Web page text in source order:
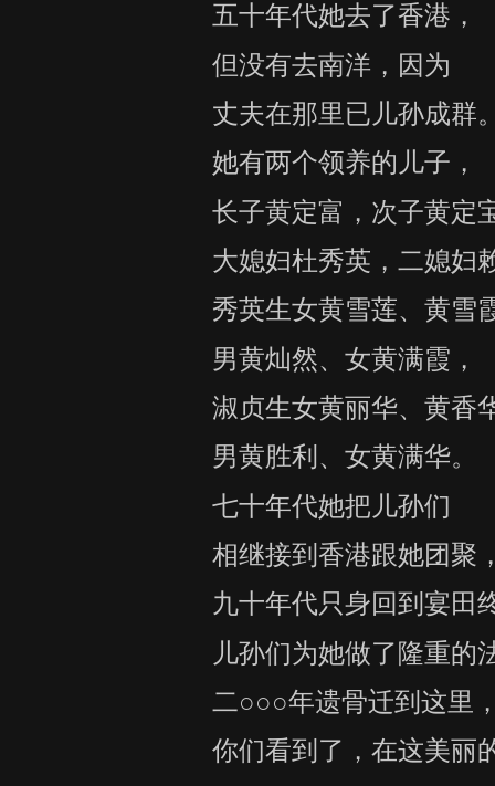
五十年代她去了香港，
但没有去南洋，因为
丈夫在那里已儿孙成群
她有两个领养的儿子，
长子黄定富，次子黄定
大媳妇杜秀英，二媳妇
秀英生女黄雪莲、黄雪
男黄灿然、女黄满霞，
淑贞生女黄丽华、黄香
男黄胜利、女黄满华。
七十年代她把儿孙们
相继接到香港跟她团聚
九十年代只身回到宴田
儿孙们为她做了隆重的
二○○○年遗骨迁到这里
你们看到了，在这美丽